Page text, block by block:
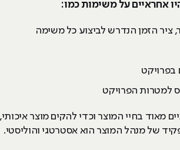
אחראיים על משימות כמו:
הזמן הנדרש לביצוע כל משימה
בפרויקט
למטרות הפרויקט
מאוד בחיי המוצר וכדי להקים מוצר
של מנהל המוצר הוא אסטרטגי והוליסטי.